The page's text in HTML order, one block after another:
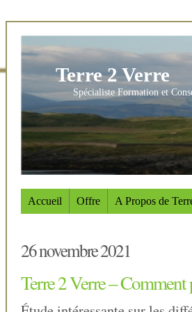
Terre 2 Verre
Spécialiste Formation et
Accueil Offre A Propos de
26 novembre 2021
Terre 2 Verre – Comment